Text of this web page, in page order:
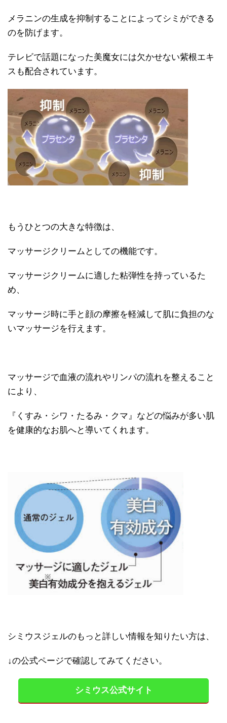
メラニンの生成を抑制することによってシミができる
のを防げます。
テレビで話題になった美魔女には欠かせない紫根エキ
スも配合されています。
もうひとつの大きな特徴は、
マッサージクリームとしての機能です。
マッサージクリームに適した粘弾性を持っているた
め、
マッサージ時に手と顔の摩擦を軽減して肌に負担のな
いマッサージを行えます。
マッサージで血液の流れやリンパの流れを整えること
により、
『くすみ・シワ・たるみ・クマ』などの悩みが多い肌
を健康的なお肌へと導いてくれます。
シミウスジェルのもっと詳しい情報を知りたい方は、
↓の公式ページで確認してみてください。
シミウス公式サイト